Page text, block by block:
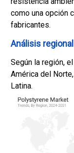
como una opción
fabricantes.
Análisis
Según la región,
América del
Latina.